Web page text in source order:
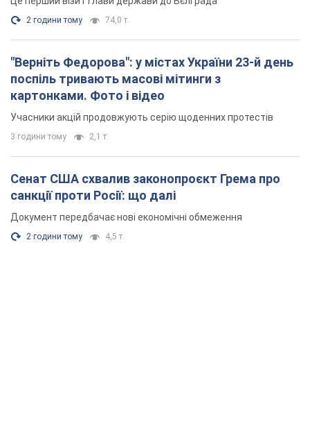
2 години тому 74,0 т.
"Верніть Федорова": у містах України 23-й день
поспіль тривають масові мітинги з
картонками. Фото і відео
Учасники акцій продовжують серію щоденних протестів
3 години тому 2,1 т.
Сенат США схвалив законопроєкт Грема про
санкції проти Росії: що далі
Документ передбачає нові економічні обмеження
2 години тому 4,5 т.